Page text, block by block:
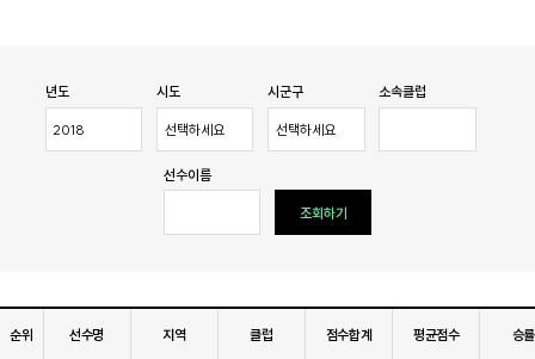
년도 시도 시군구 소속클럽
선수이름
조회하기
순위 선수명 지역 클럽 점수합계 평균점수
승률